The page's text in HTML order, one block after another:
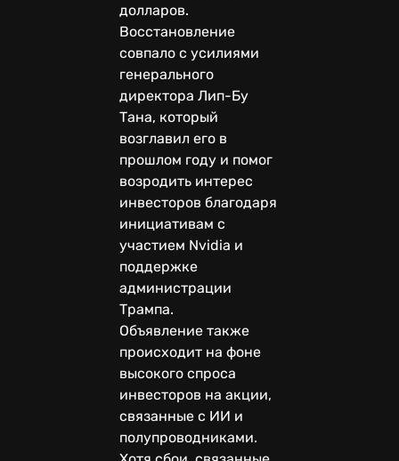
долларов.
Восстановление
совпало с усилиями
генерального
директора Лип-Бу
Тана, который
возглавил его в
прошлом году и помог
возродить интерес
инвесторов благодаря
инициативам с
участием Nvidia и
поддержке
администрации
Трампа.
Объявление также
происходит на фоне
высокого спроса
инвесторов на акции,
связанные с ИИ и
полупроводниками.